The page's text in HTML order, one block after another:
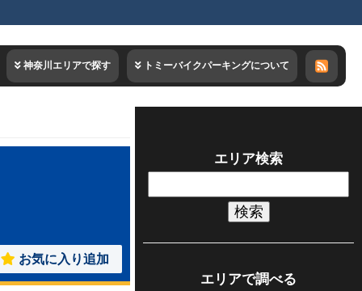
神奈川エリアで探す トミーバイクパーキングについて
お気に入り追加
エリア検索
索:
エリアで調べる